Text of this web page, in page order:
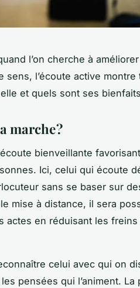
l’on cherche à
l’écoute active montre
et quels sont ses
marche ?
bienveillante
Ici, celui qui écoute
sans se baser sur
mise à distance, il sera
actes en réduisant les freins
celui avec qui on
pensées qui l’animent. La